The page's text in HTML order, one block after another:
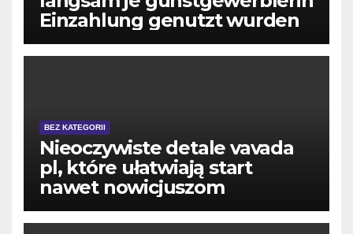
Einzahlung genutzt wurden
BEZ KATEGORII
Nieoczywiste detale vavada
pl, które ułatwiają start
nawet nowicjuszom